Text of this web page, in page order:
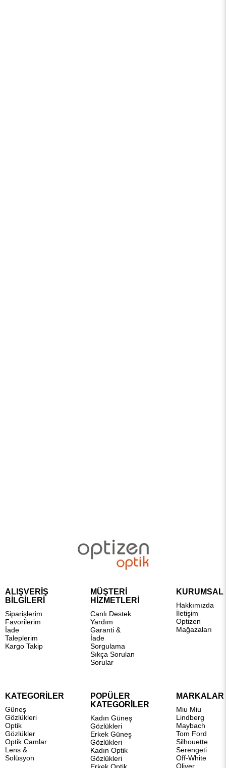
ALIŞVERİŞ
BİLGİLERİ
Siparişlerim
Favorilerim
İade
Taleplerim
Kargo Takip
MÜŞTERİ
HİZMETLERİ
Canlı Destek
Yardım
Garanti &
İade
Sorgulama
Sıkça Sorulan
Sorular
KURUMSAL
Hakkımızda
İletişim
Optizen
Mağazaları
KATEGORİLER
Güneş
Gözlükleri
Optik
Gözlükler
Optik Camlar
Lens &
Solüsyon
POPÜLER
KATEGORİLER
Kadın Güneş
Gözlükleri
Erkek Güneş
Gözlükleri
Kadın Optik
Gözlükleri
MARKALAR
Miu Miu
Lindberg
Maybach
Tom Ford
Silhouette
Serengeti
Off-White
Oliver